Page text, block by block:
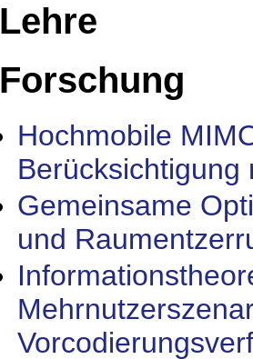
Lehre
Forschung
Hochmobile
Berücksichtigung
Gemeinsame
und